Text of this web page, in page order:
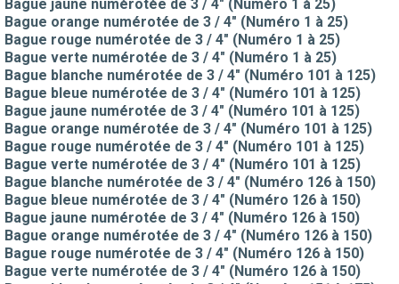
Bague jaune numérotée de 3 / 4" (Numéro 1 à 25)
Bague orange numérotée de 3 / 4" (Numéro 1 à 25)
Bague rouge numérotée de 3 / 4" (Numéro 1 à 25)
Bague verte numérotée de 3 / 4" (Numéro 1 à 25)
Bague blanche numérotée de 3 / 4" (Numéro 101 à 125)
Bague bleue numérotée de 3 / 4" (Numéro 101 à 125)
Bague jaune numérotée de 3 / 4" (Numéro 101 à 125)
Bague orange numérotée de 3 / 4" (Numéro 101 à 125)
Bague rouge numérotée de 3 / 4" (Numéro 101 à 125)
Bague verte numérotée de 3 / 4" (Numéro 101 à 125)
Bague blanche numérotée de 3 / 4" (Numéro 126 à 150)
Bague bleue numérotée de 3 / 4" (Numéro 126 à 150)
Bague jaune numérotée de 3 / 4" (Numéro 126 à 150)
Bague orange numérotée de 3 / 4" (Numéro 126 à 150)
Bague rouge numérotée de 3 / 4" (Numéro 126 à 150)
Bague verte numérotée de 3 / 4" (Numéro 126 à 150)